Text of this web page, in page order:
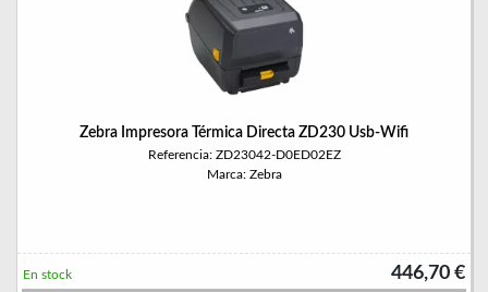
Zebra Impresora Térmica Directa ZD230 Usb-Wifi
Referencia: ZD23042-D0ED02EZ
Marca: Zebra
446,70 €
En stock